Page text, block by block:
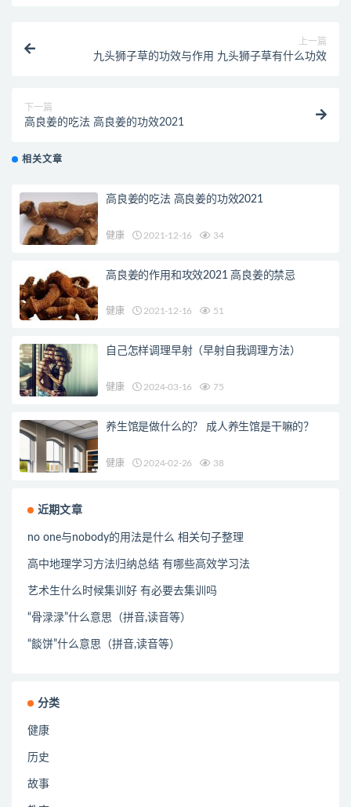
上一篇
九头狮子草的功效与作用 九头狮子草有什么功效
下一篇
高良姜的吃法 高良姜的功效2021
相关文章
高良姜的吃法 高良姜的功效2021
健康 2021-12-16 34
高良姜的作用和攻效2021 高良姜的禁忌
健康 2021-12-16 51
自己怎样调理早射（早射自我调理方法）
健康 2024-03-16 75
养生馆是做什么的？ 成人养生馆是干嘛的？
健康 2024-02-26 38
近期文章
no one与nobody的用法是什么 相关句子整理
高中地理学习方法归纳总结 有哪些高效学习法
艺术生什么时候集训好 有必要去集训吗
“骨渌渌”什么意思（拼音,读音等）
“餤饼”什么意思（拼音,读音等）
分类
健康
历史
故事